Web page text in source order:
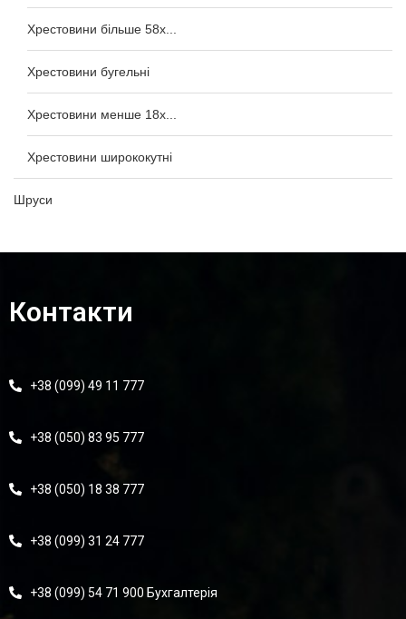
Хрестовини більше 58x...
Хрестовини бугельні
Хрестовини менше 18x...
Хрестовини ширококутні
Шруси
Контакти
+38 (099) 49 11 777
+38 (050) 83 95 777
+38 (050) 18 38 777
+38 (099) 31 24 777
+38 (099) 54 71 900 Бухгалтерія